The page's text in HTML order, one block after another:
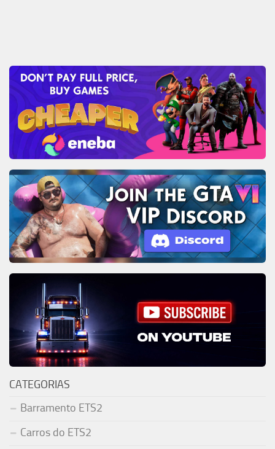
CATEGORIAS
Barramento ETS2
Carros do ETS2